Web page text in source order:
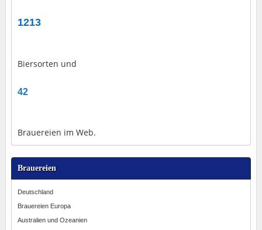
1213
Biersorten und
42
Brauereien im Web.
Brauereien
Deutschland
Brauereien Europa
Australien und Ozeanien